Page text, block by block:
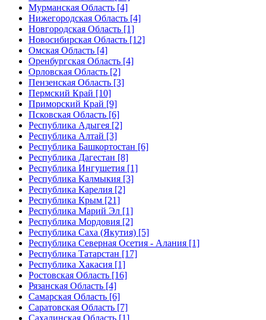
Мурманская Область [4]
Нижегородская Область [4]
Новгородская Область [1]
Новосибирская Область [12]
Омская Область [4]
Оренбургская Область [4]
Орловская Область [2]
Пензенская Область [3]
Пермский Край [10]
Приморский Край [9]
Псковская Область [6]
Республика Адыгея [2]
Республика Алтай [3]
Республика Башкортостан [6]
Республика Дагестан [8]
Республика Ингушетия [1]
Республика Калмыкия [3]
Республика Карелия [2]
Республика Крым [21]
Республика Марий Эл [1]
Республика Мордовия [2]
Республика Саха (Якутия) [5]
Республика Северная Осетия - Алания [1]
Республика Татарстан [17]
Республика Хакасия [1]
Ростовская Область [16]
Рязанская Область [4]
Самарская Область [6]
Саратовская Область [7]
Сахалинская Область [1]